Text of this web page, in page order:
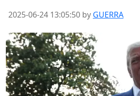
2025-06-24 13:05:50 by GUERRA